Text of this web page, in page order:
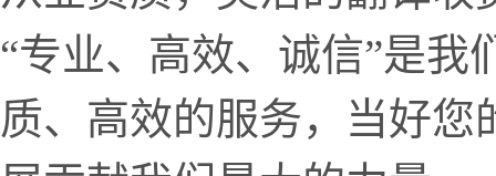
“专业、高效、诚信”是
质、高效的服务，当好